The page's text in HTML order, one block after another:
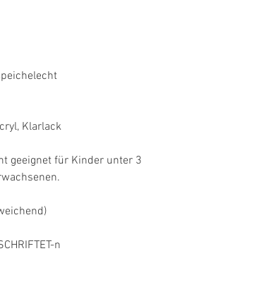
Klarlack
geeignet für Kinder unter 3
n